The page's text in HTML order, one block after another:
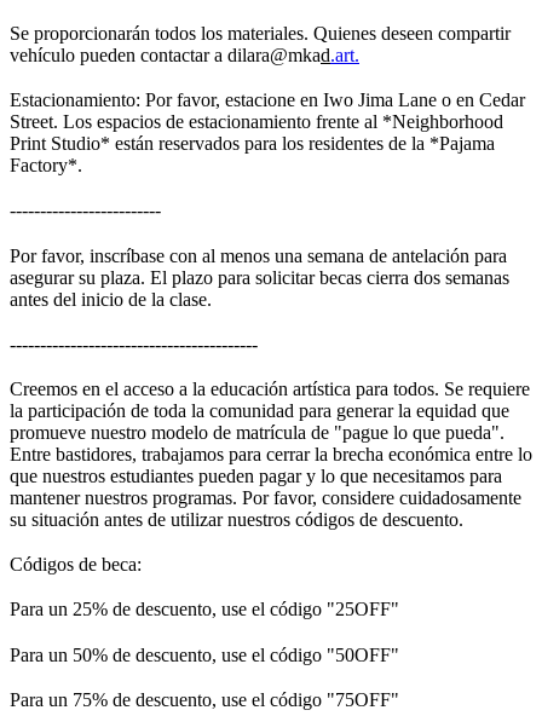
Se proporcionarán todos los materiales. Quienes deseen compartir
vehículo pueden contactar a dilara@mkad.art.
Estacionamiento: Por favor, estacione en Iwo Jima Lane o en Cedar
Street. Los espacios de estacionamiento frente al *Neighborhood
Print Studio* están reservados para los residentes de la *Pajama
Factory*.
-------------------------
Por favor, inscríbase con al menos una semana de antelación para
asegurar su plaza. El plazo para solicitar becas cierra dos semanas
antes del inicio de la clase.
-----------------------------------------
Creemos en el acceso a la educación artística para todos. Se requiere
la participación de toda la comunidad para generar la equidad que
promueve nuestro modelo de matrícula de "pague lo que pueda".
Entre bastidores, trabajamos para cerrar la brecha económica entre lo
que nuestros estudiantes pueden pagar y lo que necesitamos para
mantener nuestros programas. Por favor, considere cuidadosamente
su situación antes de utilizar nuestros códigos de descuento.
Códigos de beca:
Para un 25% de descuento, use el código "25OFF"
Para un 50% de descuento, use el código "50OFF"
Para un 75% de descuento, use el código "75OFF"